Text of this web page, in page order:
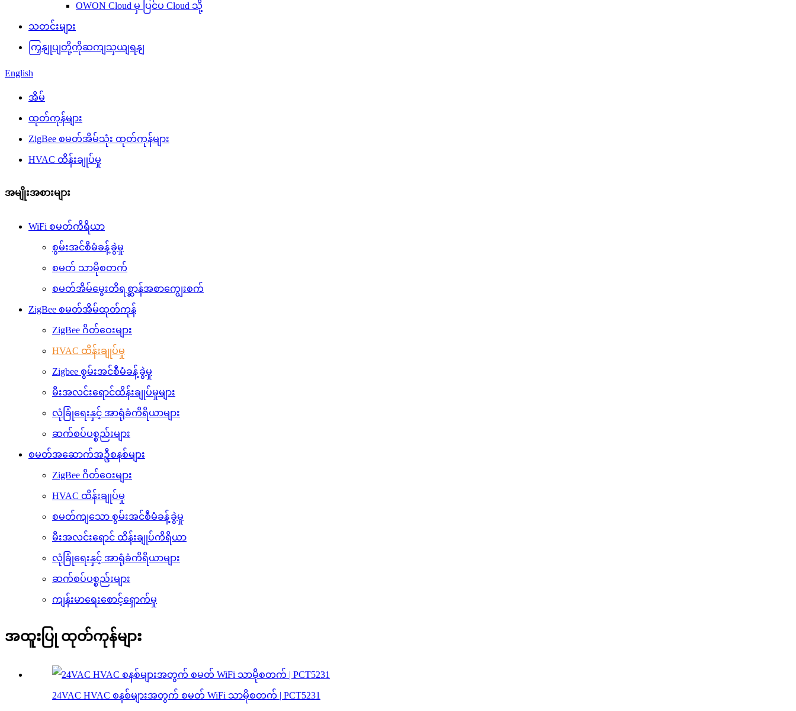
OWON Cloud မှ ပြင်ပ Cloud သို့
သတင်းများ
ကြှနျုပျတို့ကိုဆကျသှယျရနျ
English
အိမ်
ထုတ်ကုန်များ
ZigBee စမတ်အိမ်သုံး ထုတ်ကုန်များ
HVAC ထိန်းချုပ်မှု
အမျိုးအစားများ
WiFi စမတ်ကိရိယာ
စွမ်းအင်စီမံခန့်ခွဲမှု
စမတ် သာမိုစတက်
စမတ်အိမ်မွေးတိရစ္ဆာန်အစာကျွေးစက်
ZigBee စမတ်အိမ်ထုတ်ကုန်
ZigBee ဂိတ်ဝေးများ
HVAC ထိန်းချုပ်မှု
Zigbee စွမ်းအင်စီမံခန့်ခွဲမှု
မီးအလင်းရောင်ထိန်းချုပ်မှုများ
လုံခြုံရေးနှင့် အာရုံခံကိရိယာများ
ဆက်စပ်ပစ္စည်းများ
စမတ်အဆောက်အဦစနစ်များ
ZigBee ဂိတ်ဝေးများ
HVAC ထိန်းချုပ်မှု
စမတ်ကျသော စွမ်းအင်စီမံခန့်ခွဲမှု
မီးအလင်းရောင် ထိန်းချုပ်ကိရိယာ
လုံခြုံရေးနှင့် အာရုံခံကိရိယာများ
ဆက်စပ်ပစ္စည်းများ
ကျန်းမာရေးစောင့်ရှောက်မှု
အထူးပြု ထုတ်ကုန်များ
24VAC HVAC စနစ်များအတွက် စမတ် WiFi သာမိုစတက် | PCT5231